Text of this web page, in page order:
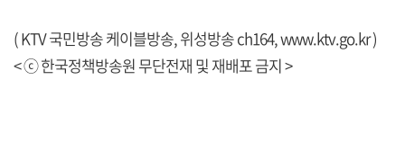
( KTV 국민방송 케이블방송, 위성방송 ch164,www.ktv.go.kr)
< ⓒ 한국정책방송원 무단전재 및 재배포 금지 >